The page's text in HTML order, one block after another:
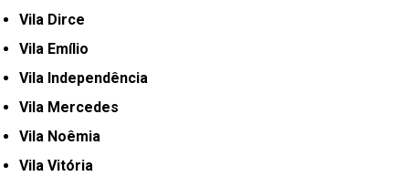
Vila Dirce
Vila Emílio
Vila Independência
Vila Mercedes
Vila Noêmia
Vila Vitória